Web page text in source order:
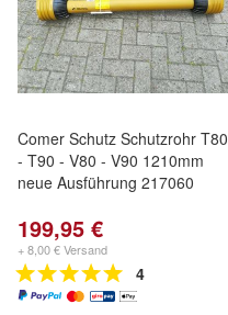
Comer Schutz Schutzrohr T80
- T90 - V80 - V90 1210mm
neue Ausführung 217060
199,95 €
+ 8,00 € Versand
4